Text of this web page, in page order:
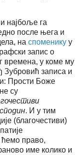
најбоље га
после њега и
на споменику у
запис о
времена, у коме му
записа и
Прости Боже
су
. И у тим
(благочестиви)
ћемо право,
име колико и